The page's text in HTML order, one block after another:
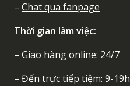
– Chat qua fanpage
Thời gian làm việc:
– Giao hàng online: 24/7
– Đến trực tiếp tiệm: 9-19h